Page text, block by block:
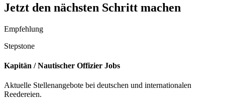
Jetzt den nächsten Schritt machen
Empfehlung
Stepstone
Kapitän / Nautischer Offizier Jobs
Aktuelle Stellenangebote bei deutschen und internationalen
Reedereien.